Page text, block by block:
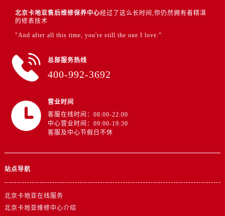
北京卡地亚售后维修保养中心经过了这么长时间,你仍然拥有着精湛
的修表技术
"And after all this time, you're still the one I love.”
总部服务热线
400-992-3692
营业时间
客服在线时间：08:00-22:00
中心营业时间：09:00-19:30
客服及中心节假日不休
站点导航
北京卡地亚在线服务
北京卡地亚维修中心介绍